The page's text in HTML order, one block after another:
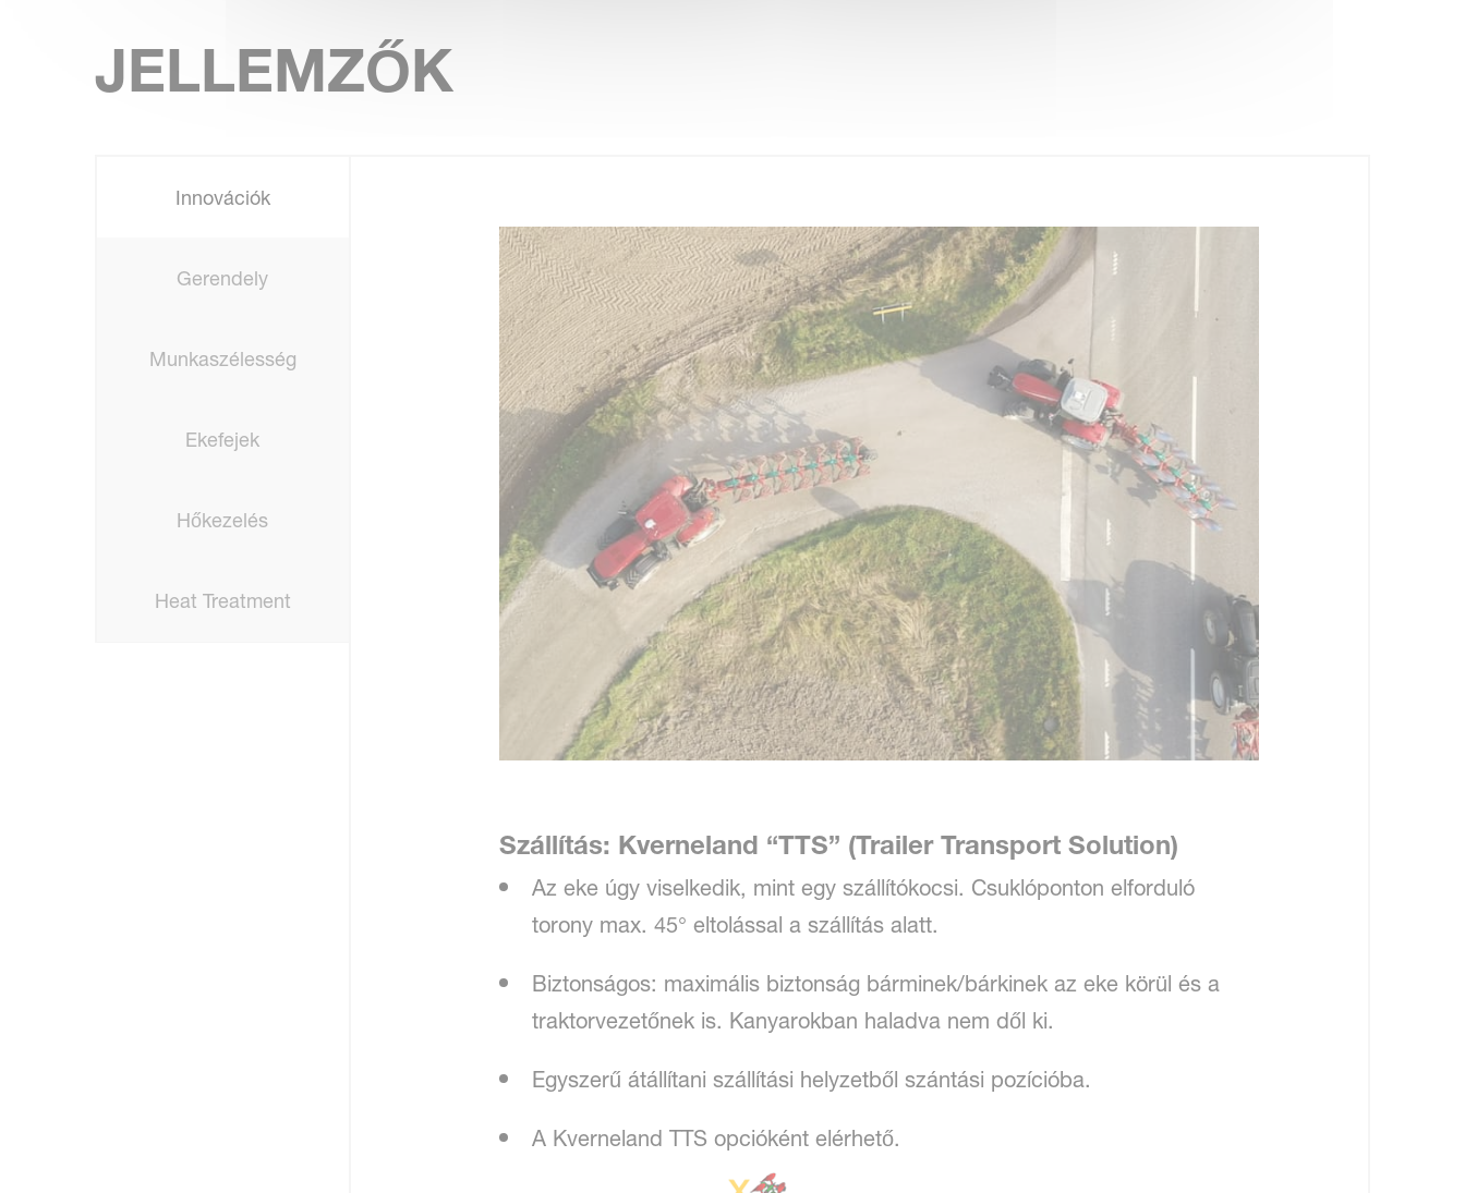
JELLEMZŐK
Innovációk
Gerendely
Munkaszélesség
Ekefejek
Hőkezelés
Heat Treatment
Szállítás: Kverneland “TTS” (Trailer Transport Solution)
Az eke úgy viselkedik, mint egy szállítókocsi. Csuklóponton elforduló
torony max. 45° eltolással a szállítás alatt.
Biztonságos: maximális biztonság bárminek/bárkinek az eke körül és a
traktorvezetőnek is. Kanyarokban haladva nem dől ki.
Egyszerű átállítani szállítási helyzetből szántási pozícióba.
A Kverneland TTS opcióként elérhető.